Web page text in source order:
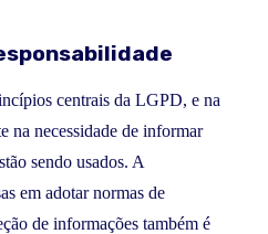
centrais da LGPD, e na
na necessidade de informar
sendo usados. A
em adotar normas de
de informações também é